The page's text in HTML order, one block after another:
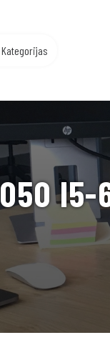
Kategorijas
I5-